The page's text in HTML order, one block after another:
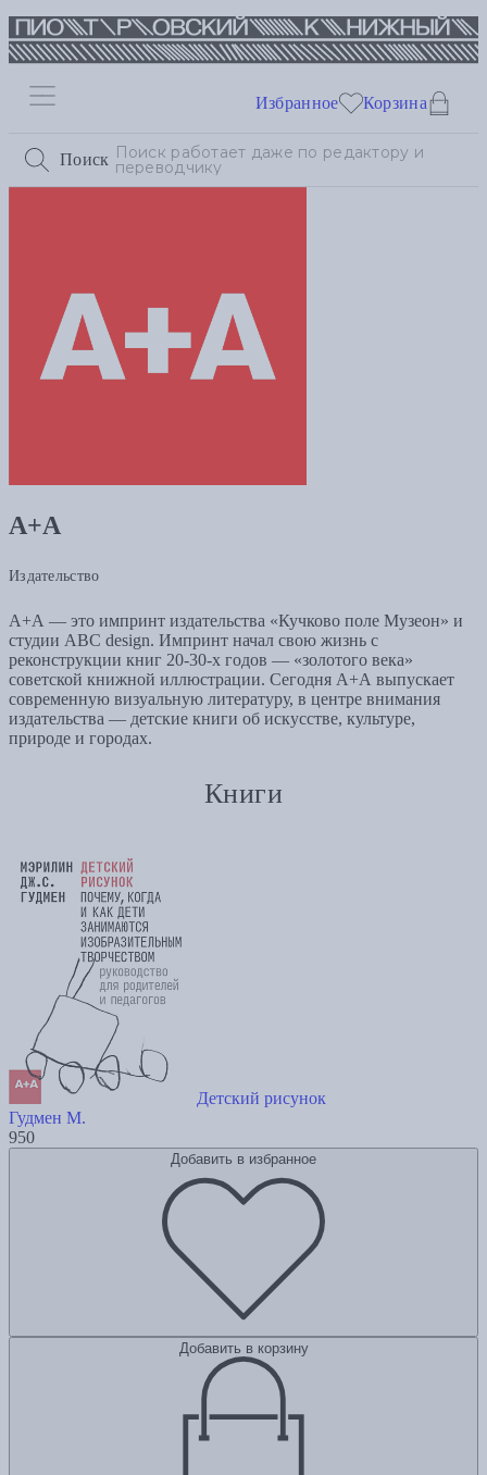
Поиск
Избранное Корзина
А+А
Издательство
А+А — это импринт издательства «Кучково поле Музеон» и
студии ABC design. Импринт начал свою жизнь с
реконструкции книг 20-30-х годов — «золотого века»
советской книжной иллюстрации. Сегодня А+А выпускает
современную визуальную литературу, в центре внимания
издательства — детские книги об искусстве, культуре,
природе и городах.
Книги
Детский рисунок
Гудмен М.
950
Добавить в избранное
Добавить в корзину